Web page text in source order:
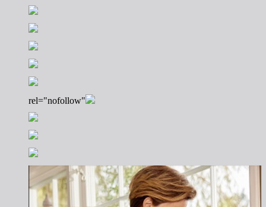
rel="nofollow"